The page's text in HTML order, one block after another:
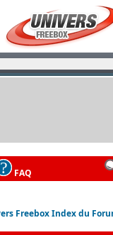
FAQ
Freebox Index du